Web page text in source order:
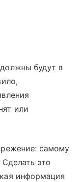
будут в
или
самому
это
информация